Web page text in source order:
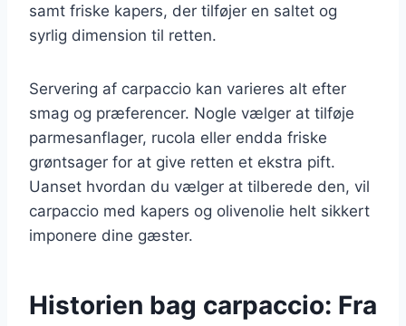
samt friske kapers, der tilføjer en saltet og
syrlig dimension til retten.
Servering af carpaccio kan varieres alt efter
smag og præferencer. Nogle vælger at tilføje
parmesanflager, rucola eller endda friske
grøntsager for at give retten et ekstra pift.
Uanset hvordan du vælger at tilberede den, vil
carpaccio med kapers og olivenolie helt sikkert
imponere dine gæster.
Historien bag carpaccio: Fra